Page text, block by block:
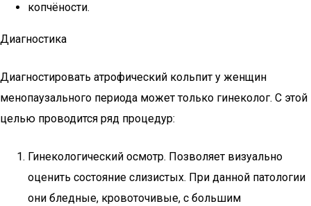
копчёности.
Диагностика
Диагностировать атрофический кольпит у женщин
менопаузального периода может только гинеколог. С этой
целью проводится ряд процедур:
Гинекологический осмотр. Позволяет визуально
оценить состояние слизистых. При данной патологии
они бледные, кровоточивые, с большим